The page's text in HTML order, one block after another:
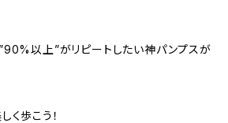
以上”がリピートしたい神パンプスが
く歩こう！